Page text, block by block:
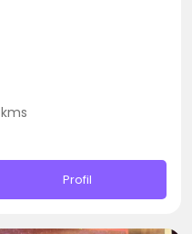
Profil